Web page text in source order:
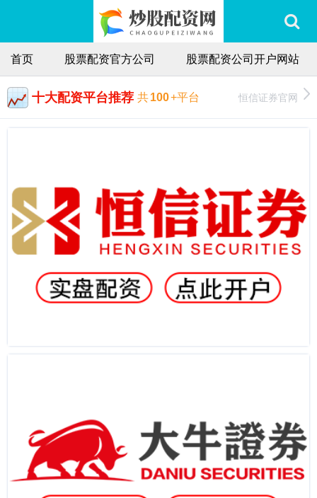
首页 股票配资官方公司 股票配资公司开户网站
十大配资平台推荐 共100+平台 恒信证券官网